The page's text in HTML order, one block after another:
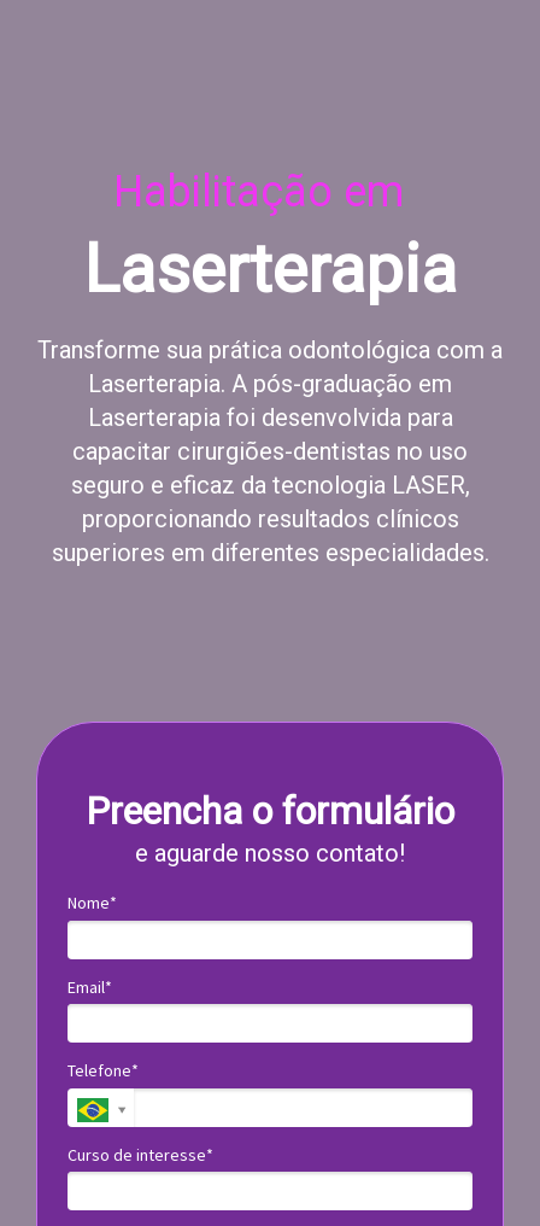
Habilitação em
Laserterapia
Transforme sua prática odontológica com a
Laserterapia. A pós-graduação em
Laserterapia foi desenvolvida para
capacitar cirurgiões-dentistas no uso
seguro e eficaz da tecnologia LASER,
proporcionando resultados clínicos
superiores em diferentes especialidades.
Preencha o formulário
e aguarde nosso contato!
Nome*
Email*
Telefone*
Curso de interesse*